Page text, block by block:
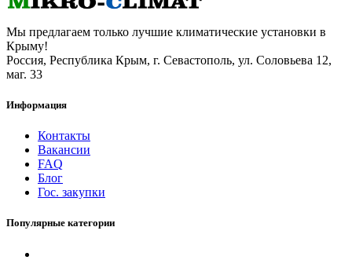
Мы предлагаем только лучшие климатические установки в
Крыму!
Россия, Республика Крым, г. Севастополь, ул. Соловьева 12,
маг. 33
Информация
Контакты
Вакансии
FAQ
Блог
Гос. закупки
Популярные категории